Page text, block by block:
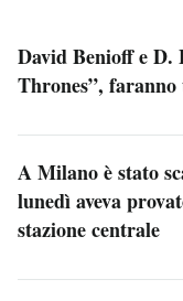
David Benioff e D.
Thrones”,
A Milano è stato
lunedì aveva
stazione centrale